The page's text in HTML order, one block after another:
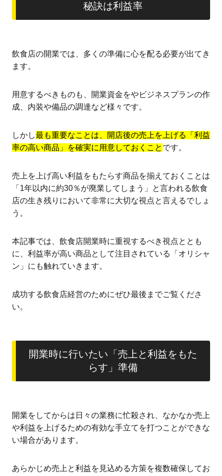
秘訣は利益率
飲食店の開業では、多くの準備に心を配る必要が出てき
ます。
用意するべきものも、開業資金をやビジネスプランの作
成、内装や備品の調達など様々です。
しかし最も重要なことは、開店後の売上を上げる「利益
率の高い商品」を確実に用意しておくこと です。
売上を上げ高い利益をもたらす商品を揃えておくことは
「1年以内に約30％が廃業してしまう」と言われる飲食
店の生き残りにおいて非常に大切な視点と言えるでしょ
う。
本記事では、飲食店開業時に重視するべき視点ととも
に、利益率が高い商品として注目されている「オリシャ
ン」にも触れていきます。
成功する飲食店経営のためにぜひ最後までご覧くださ
い。
開業時に行いたい「売上と利益をもた
らす」準備
開業をしてからは日々の業務に忙殺され、なかなか売上
や利益を上げるための有効な手立てを打つことができな
い場合があります。
あらかじめ売上と利益を見込める方策を複数確保してお